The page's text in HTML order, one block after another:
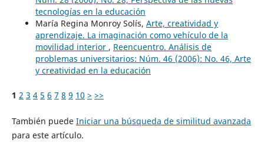
tecnologías en la educación
María Regina Monroy Solís, Arte, creatividad y
aprendizaje. La imaginación como vehículo de la
movilidad interior , Reencuentro. Análisis de
problemas universitarios: Núm. 46 (2006): No. 46, Arte
y creatividad en la educación
1 2 3 4 5 6 7 8 9 10 > >>
También puede Iniciar una búsqueda de similitud avanzada
para este artículo.